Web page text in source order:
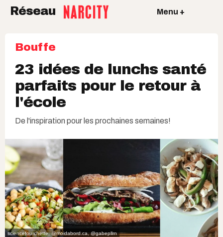
Réseau Menu +
Bouffe
23 idées de lunchs santé
parfaits pour le retour à
l'école
De l'inspiration pour les prochaines semaines!
sciencefourchette, @moidabord.ca, @gabepllrn